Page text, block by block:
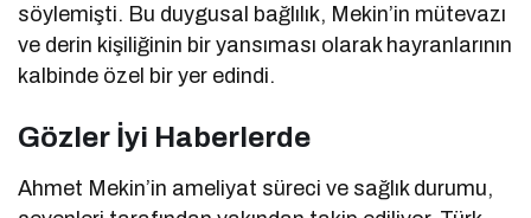
söylemişti. Bu duygusal bağlılık, Mekin’in mütevazı
ve derin kişiliğinin bir yansıması olarak hayranlarının
kalbinde özel bir yer edindi.
Gözler İyi Haberlerde
Ahmet Mekin’in ameliyat süreci ve sağlık durumu,